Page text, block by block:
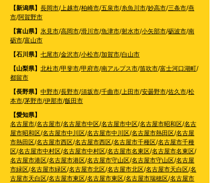
【新潟県】 長岡市/上越市/柏崎市/五泉市/糸魚川市/妙高市/三条市/燕
市/阿賀野市
【富山県】 氷見市/高岡市/滑川市/魚津市/射水市/小矢部市/砺波市/南
砺市/富山市
【石川県】 七尾市/金沢市/小松市/加賀市/白山市
【山梨県】 北杜市/甲斐市/甲府市/南アルプス市/笛吹市/富士河口湖町/
都留市
【長野県】 中野市/長野市/須坂市/千曲市/上田市/安曇野市/佐久市/松
本市/茅野市/伊那市/飯田市
【愛知県】
名古屋市/名古屋市/名古屋市中区/名古屋市中区/名古屋市昭和区/名古
屋市昭和区/名古屋市中川区/名古屋市中川区/名古屋市熱田区/名古屋
市熱田区/名古屋市西区/名古屋市西区/名古屋市千種区/名古屋市千種
区/名古屋市中村区/名古屋市中村区/名古屋市名東区/名古屋市名東区/
名古屋市港区/名古屋市港区/名古屋市守山区/名古屋市守山区/名古屋
市緑区/名古屋市緑区/名古屋市北区/名古屋市北区/名古屋市天白区/名
古屋市天白区/名古屋市東区/名古屋市東区/名古屋市瑞穂区/名古屋市